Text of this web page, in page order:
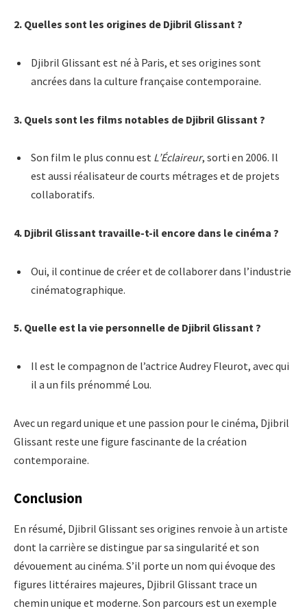
2. Quelles sont les origines de Djibril Glissant ?
Djibril Glissant est né à Paris, et ses origines sont
ancrées dans la culture française contemporaine.
3. Quels sont les films notables de Djibril Glissant ?
Son film le plus connu est L’Éclaireur, sorti en 2006. Il
est aussi réalisateur de courts métrages et de projets
collaboratifs.
4. Djibril Glissant travaille-t-il encore dans le cinéma ?
Oui, il continue de créer et de collaborer dans l’industrie
cinématographique.
5. Quelle est la vie personnelle de Djibril Glissant ?
Il est le compagnon de l’actrice Audrey Fleurot, avec qui
il a un fils prénommé Lou.
Avec un regard unique et une passion pour le cinéma, Djibril
Glissant reste une figure fascinante de la création
contemporaine.
Conclusion
En résumé, Djibril Glissant ses origines renvoie à un artiste
dont la carrière se distingue par sa singularité et son
dévouement au cinéma. S’il porte un nom qui évoque des
figures littéraires majeures, Djibril Glissant trace un
chemin unique et moderne. Son parcours est un exemple